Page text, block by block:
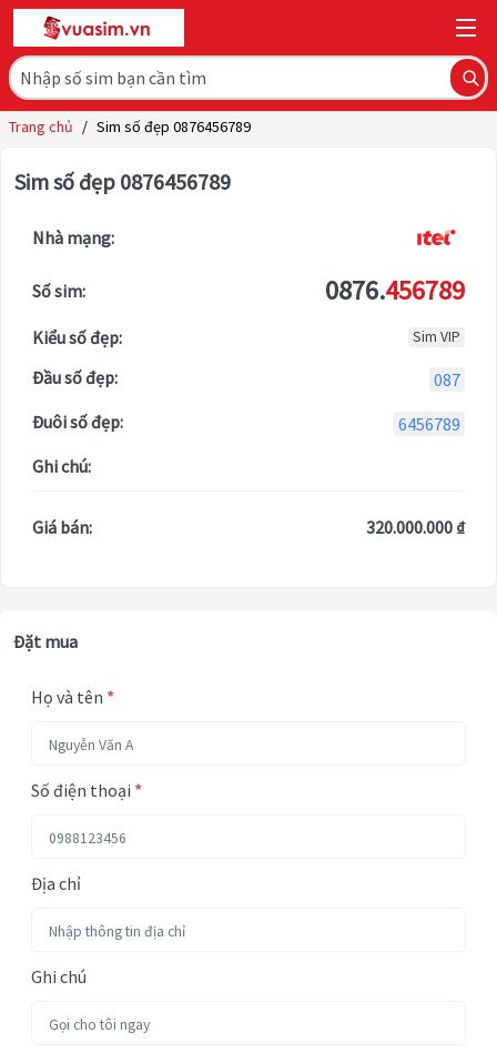
Trang chủ / Sim số đẹp 0876456789
Sim số đẹp 0876456789
Nhà mạng:
Số sim: 0876.456789
Kiểu số đẹp: Sim VIP
Đầu số đẹp:
087
Đuôi số đẹp:
6456789
Ghi chú:
Giá bán: 320.000.000 ₫
Đặt mua
Họ và tên *
Số điện thoại *
Địa chỉ
Ghi chú